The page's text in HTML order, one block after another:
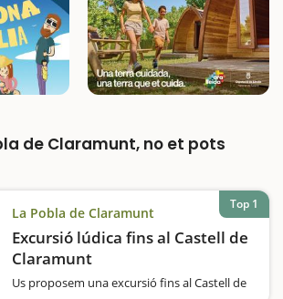
de Claramunt, no et pots
La Pobla de Claramunt
Excursió lúdica fins al Castell de
Claramunt
Us proposem una excursió fins al Castell de
Top 1